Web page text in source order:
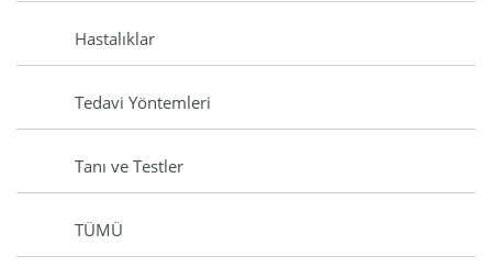
Hastalıklar
Tedavi Yöntemleri
Tanı ve Testler
TÜMÜ